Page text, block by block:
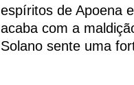
espíritos de Apoena
acaba com a
Solano sente uma